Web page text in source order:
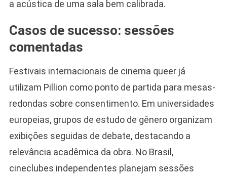
a acústica de uma sala bem calibrada.
Casos de sucesso: sessões
comentadas
Festivais internacionais de cinema queer já
utilizam Pillion como ponto de partida para mesas-
redondas sobre consentimento. Em universidades
europeias, grupos de estudo de gênero organizam
exibições seguidas de debate, destacando a
relevância acadêmica da obra. No Brasil,
cineclubes independentes planejam sessões